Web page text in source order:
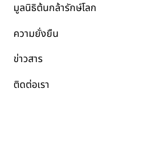
มูลนิธิต้นกล้ารักษ์โลก
ความยั่งยืน
ข่าวสาร
ติดต่อเรา